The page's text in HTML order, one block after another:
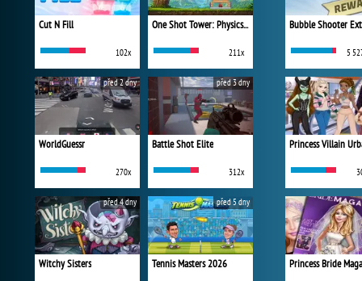
Cut N Fill
102x
One Shot Tower: Physics Destroyer
211x
WorldGuessr
270x
před 2 dny
Battle Shot Elite
312x
před 3 dny
Witchy Sisters
před 4 dny
Tennis Masters 2026
před 5 dny
Bubble Shooter
5
Princess Bride